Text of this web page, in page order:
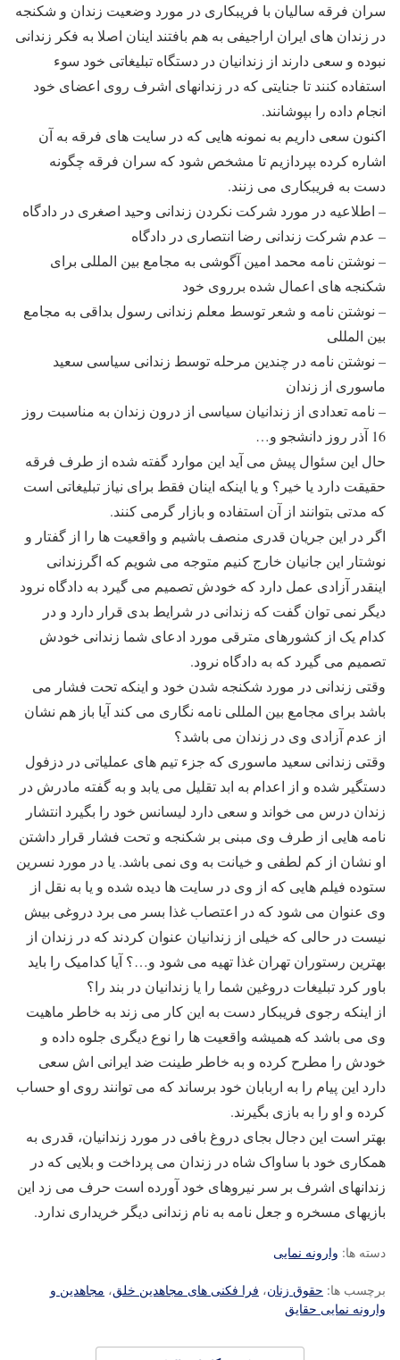
سران فرقه سالیان با فریبکاری در مورد وضعیت زندان و شکنجه
در زندان های ایران اراجیفی به هم بافتند اینان اصلا به فکر زندانی
نبوده و سعی دارند از زندانیان در دستگاه تبلیغاتی خود سوء
استفاده کنند تا جنایتی که در زندانهای اشرف روی اعضای خود
انجام داده را بپوشانند.
اکنون سعی داریم به نمونه هایی که در سایت های فرقه به آن
اشاره کرده بپردازیم تا مشخص شود که سران فرقه چگونه
دست به فریبکاری می زنند.
– اطلاعیه در مورد شرکت نکردن زندانی وحید اصغری در دادگاه
– عدم شرکت زندانی رضا انتصاری در دادگاه
– نوشتن نامه محمد امین آگوشی به مجامع بین المللی برای
شکنجه های اعمال شده برروی خود
– نوشتن نامه و شعر توسط معلم زندانی رسول بداقی به مجامع
بین المللی
– نوشتن نامه در چندین مرحله توسط زندانی سیاسی سعید
ماسوری از زندان
– نامه تعدادی از زندانیان سیاسی از درون زندان به مناسبت روز
16 آذر روز دانشجو و…
حال این سئوال پیش می آید این موارد گفته شده از طرف فرقه
حقیقت دارد یا خیر؟ و یا اینکه اینان فقط برای نیاز تبلیغاتی است
که مدتی بتوانند از آن استفاده و بازار گرمی کنند.
اگر در این جریان قدری منصف باشیم و واقعیت ها را از گفتار و
نوشتار این جانیان خارج کنیم متوجه می شویم که اگرزندانی
اینقدر آزادی عمل دارد که خودش تصمیم می گیرد به دادگاه نرود
دیگر نمی توان گفت که زندانی در شرایط بدی قرار دارد و در
کدام یک از کشورهای مترقی مورد ادعای شما زندانی خودش
تصمیم می گیرد که به دادگاه نرود.
وقتی زندانی در مورد شکنجه شدن خود و اینکه تحت فشار می
باشد برای مجامع بین المللی نامه نگاری می کند آیا باز هم نشان
از عدم آزادی وی در زندان می باشد؟
وقتی زندانی سعید ماسوری که جزء تیم های عملیاتی در دزفول
دستگیر شده و از اعدام به ابد تقلیل می یابد و به گفته مادرش در
زندان درس می خواند و سعی دارد لیسانس خود را بگیرد انتشار
نامه هایی از طرف وی مبنی بر شکنجه و تحت فشار قرار داشتن
او نشان از کم لطفی و خیانت به وی نمی باشد. یا در مورد نسرین
ستوده فیلم هایی که از وی در سایت ها دیده شده و یا به نقل از
وی عنوان می شود که در اعتصاب غذا بسر می برد دروغی بیش
نیست در حالی که خیلی از زندانیان عنوان کردند که در زندان از
بهترین رستوران تهران غذا تهیه می شود و…؟ آیا کدامیک را باید
باور کرد تبلیغات دروغین شما را یا زندانیان در بند را؟
از اینکه رجوی فریبکار دست به این کار می زند به خاطر ماهیت
وی می باشد که همیشه واقعیت ها را نوع دیگری جلوه داده و
خودش را مطرح کرده و به خاطر طینت ضد ایرانی اش سعی
دارد این پیام را به اربابان خود برساند که می توانند روی او حساب
کرده و او را به بازی بگیرند.
بهتر است این دجال بجای دروغ بافی در مورد زندانیان، قدری به
همکاری خود با ساواک شاه در زندان می پرداخت و بلایی که در
زندانهای اشرف بر سر نیروهای خود آورده است حرف می زد این
بازیهای مسخره و جعل نامه به نام زندانی دیگر خریداری ندارد.
دسته ها: وارونه نمایی
برچسب ها: حقوق زنان، فرا فکنی های مجاهدین خلق، مجاهدین و
وارونه نمایی حقایق